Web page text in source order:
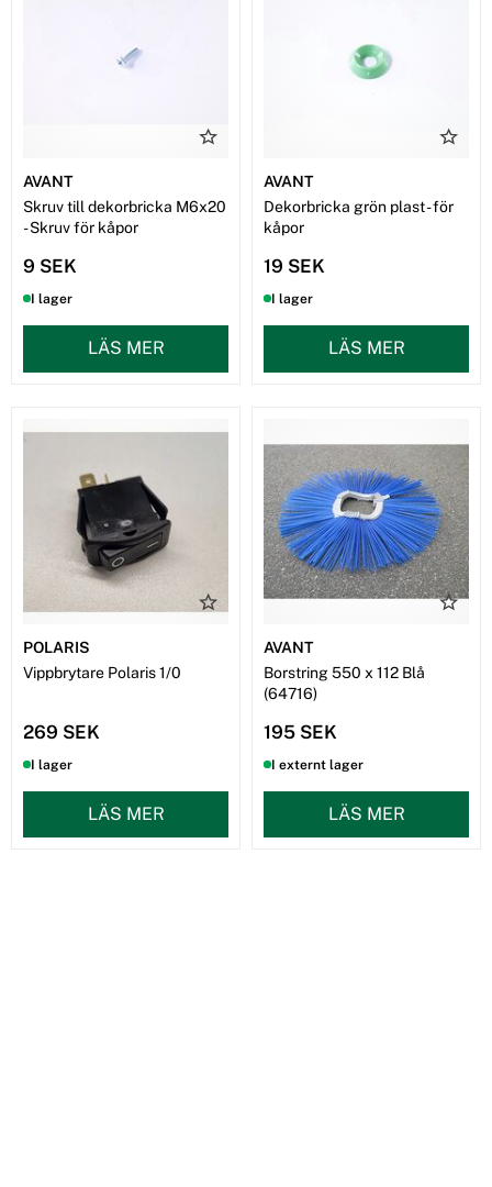
AVANT
Skruv till dekorbricka M6x20
- Skruv för kåpor
9 SEK
I lager
LÄS MER
AVANT
Dekorbricka grön plast - för
kåpor
19 SEK
I lager
LÄS MER
POLARIS
Vippbrytare Polaris 1/0
269 SEK
I lager
LÄS MER
AVANT
Borstring 550 x 112 Blå
(64716)
195 SEK
I externt lager
LÄS MER